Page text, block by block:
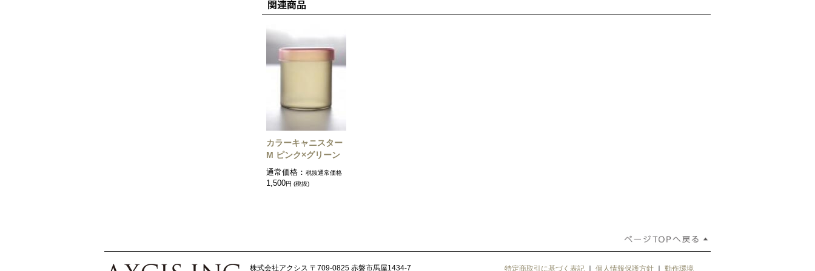
カラーキャニスター
M ピンク×グリーン
通常価格： 税抜通常価格
1,500円 (税抜)
株式会社アクシス 〒709-0825 赤磐市馬屋1434-7 特定商取引に基づく表記 ｜ 個人情報保護方針 ｜ 動作環境